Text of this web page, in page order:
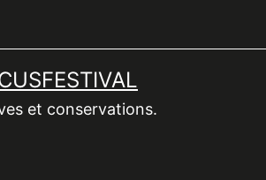
et conservations.